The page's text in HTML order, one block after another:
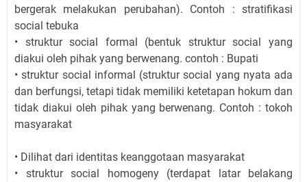
bergerak melakukan perubahan). Contoh : stratifikasi
social tebuka
• struktur social formal (bentuk struktur social yang
diakui oleh pihak yang berwenang. contoh : Bupati
• struktur social informal (struktur social yang nyata ada
dan berfungsi, tetapi tidak memiliki ketetapan hokum dan
tidak diakui oleh pihak yang berwenang. Contoh : tokoh
masyarakat
• Dilihat dari identitas keanggotaan masyarakat
• struktur social homogeny (terdapat latar belakang